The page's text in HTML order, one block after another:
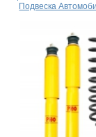
Подвеска